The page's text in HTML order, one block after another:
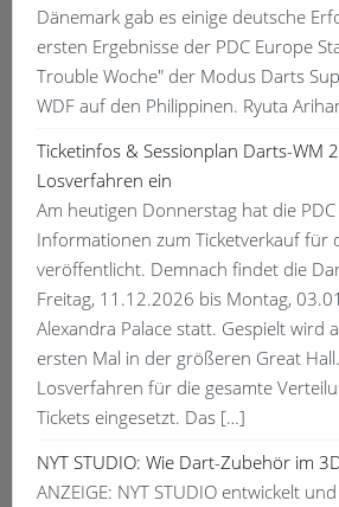
Dänemark gab es einige deutsche
ersten Ergebnisse der PDC Europe
Trouble Woche" der Modus Darts
WDF auf den Philippinen. Ryuta
Ticketinfos & Sessionplan Darts-WM
Losverfahren ein
Am heutigen Donnerstag hat die
Informationen zum Ticketverkauf für
veröffentlicht. Demnach findet die
Freitag, 11.12.2026 bis Montag,
Alexandra Palace statt. Gespielt wird
ersten Mal in der größeren Great
Losverfahren für die gesamte
Tickets eingesetzt. Das […]
NYT STUDIO: Wie Dart-Zubehör im
ANZEIGE: NYT STUDIO entwickelt